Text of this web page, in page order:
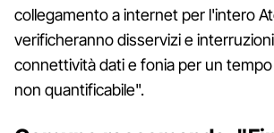
collegamento a internet per l'intero
verificheranno disservizi e
connettività dati e fonia per un
non quantificabile".